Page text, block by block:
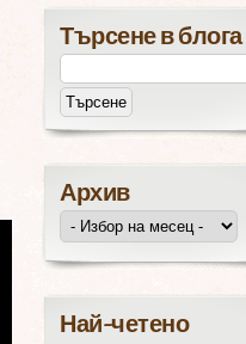
Търсене в блога
Архив
Най-четено